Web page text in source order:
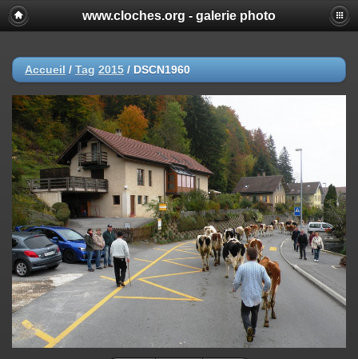
www.cloches.org - galerie photo
Accueil / Tag 2015 / DSCN1960